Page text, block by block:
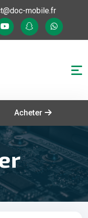
mobile.fr
Acheter